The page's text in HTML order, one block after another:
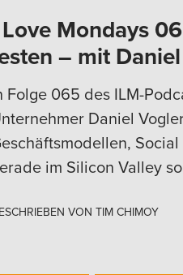
Mondays
– mit
Folge 065 des ILM-
Daniel
im Silicon Valley
VON TIM CHIMOY